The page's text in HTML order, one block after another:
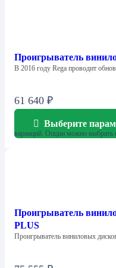
Проигрыватель
В 2016 году Rega проводит
61 640 ₽
Выберите
вариаций. Опции можно выбрать
Проигрыватель
PLUS
Проигрыватель виниловых